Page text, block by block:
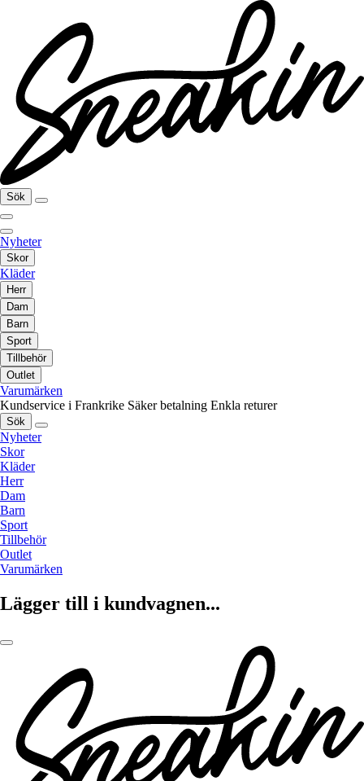
Sök
Nyheter
Skor
Kläder
Herr
Dam
Barn
Sport
Tillbehör
Outlet
Varumärken
Kundservice i Frankrike Säker betalning Enkla returer
Sök
Nyheter
Skor
Kläder
Herr
Dam
Barn
Sport
Tillbehör
Outlet
Varumärken
Lägger till i kundvagnen...